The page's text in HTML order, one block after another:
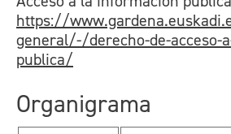
https://
general/-/derecho-de-acceso-
publica/
Organigrama